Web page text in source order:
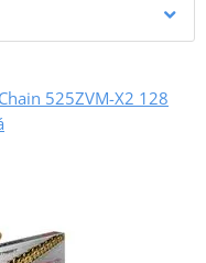
525ZVM-X2 128